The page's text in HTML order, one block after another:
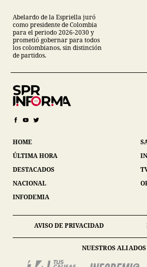
Abelardo de la Espriella juró
como presidente de Colombia
para el periodo 2026-2030 y
prometió gobernar para todos
los colombianos, sin distinción
de partidos.
HOME
ÚLTIMA HORA
DESTACADOS
NACIONAL
INFODEMIA
AVISO DE PRIVACIDAD
NUESTROS ALIADOS